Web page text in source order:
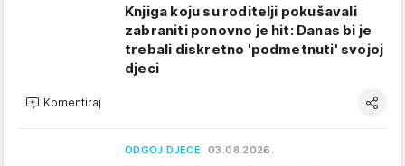
Knjiga koju su roditelji pokušavali
zabraniti ponovno je hit: Danas bi je
trebali diskretno 'podmetnuti' svojoj
djeci
Komentiraj
ODGOJ DJECE 03.08.2026.